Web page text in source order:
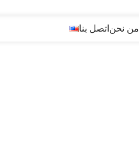
من نحن اتصل بنا